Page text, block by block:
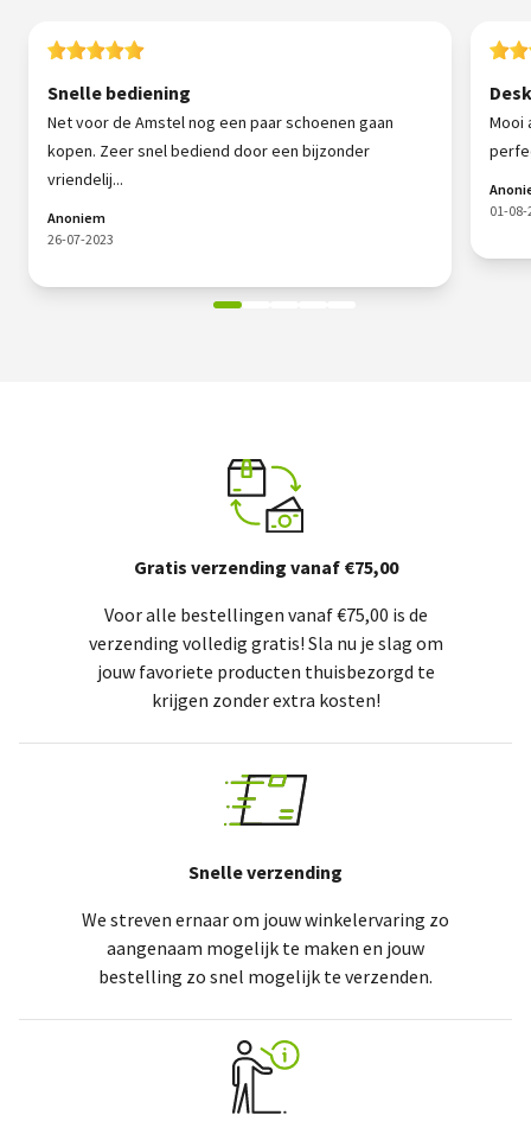
Snelle bediening
Net voor de Amstel nog een paar schoenen gaan
kopen. Zeer snel bediend door een bijzonder
vriendelij...
Anoniem
26-07-2023
Mooi
01-08-
Gratis verzending vanaf €75,00
Voor alle bestellingen vanaf €75,00 is de
verzending volledig gratis! Sla nu je slag om
jouw favoriete producten thuisbezorgd te
krijgen zonder extra kosten!
Snelle verzending
We streven ernaar om jouw winkelervaring zo
aangenaam mogelijk te maken en jouw
bestelling zo snel mogelijk te verzenden.